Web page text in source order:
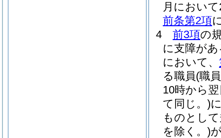
月におい
前条第2項
4
前3項の
に支障が
において、
る職員(職
10時から
て同じ。)
ものとし
を除く。)